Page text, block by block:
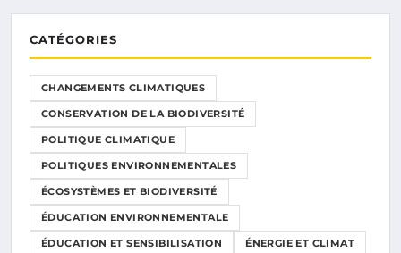
CATÉGORIES
CHANGEMENTS CLIMATIQUES
CONSERVATION DE LA BIODIVERSITÉ
POLITIQUE CLIMATIQUE
POLITIQUES ENVIRONNEMENTALES
ÉCOSYSTÈMES ET BIODIVERSITÉ
ÉDUCATION ENVIRONNEMENTALE
ÉDUCATION ET SENSIBILISATION ÉNERGIE ET CLIMAT